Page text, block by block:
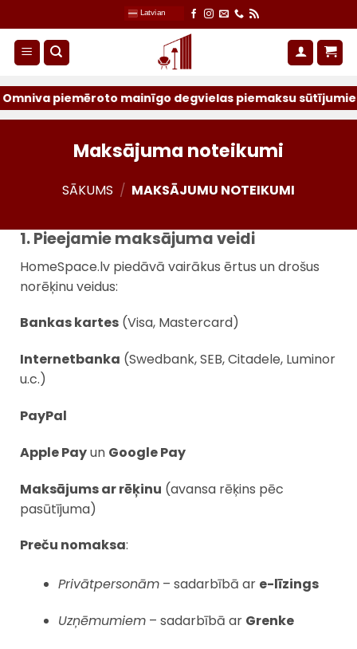
to
content
Latvian
piemēroto mainīgo degvielas piemaksu sūtījumiem
Maksājuma noteikumi
SĀKUMS / MAKSĀJUMU NOTEIKUMI
1. Pieejamie maksājuma veidi
HomeSpace.lv piedāvā vairākus ērtus un drošus
norēķinu veidus:
Bankas kartes (Visa, Mastercard)
Internetbanka (Swedbank, SEB, Citadele, Luminor
u.c.)
PayPal
Apple Payun Google Pay
Maksājums ar rēķinu (avansa rēķins pēc
pasūtījuma)
Preču nomaksa:
Privātpersonām – sadarbībā ar e-līzings
Uzņēmumiem – sadarbībā ar Grenke